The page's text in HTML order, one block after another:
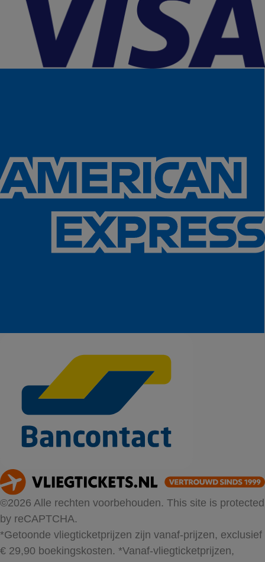
©2026 Alle rechten voorbehouden. This site is protected
by reCAPTCHA.
*Getoonde vliegticketprijzen zijn vanaf-prijzen, exclusief
€ 29,90 boekingskosten. *Vanaf-vliegticketprijzen,